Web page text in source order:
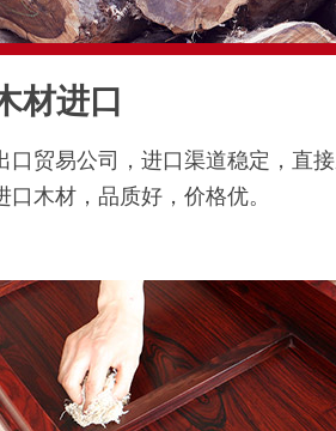
材进口
口贸易公司，进口渠道稳定，直
口木材，品质好，价格优。